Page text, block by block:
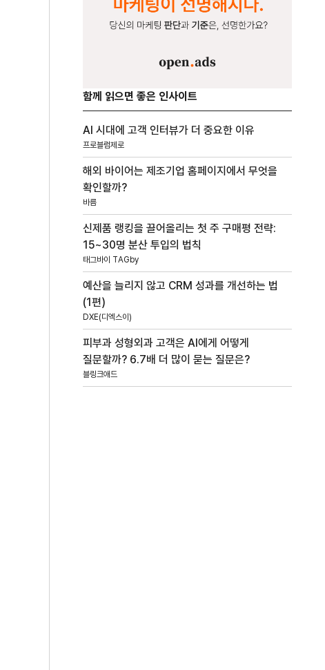
함께 읽으면 좋은 인사이트
AI 시대에 고객 인터뷰가 더 중요한 이유
프로블럼제로
해외 바이어는 제조기업 홈페이지에서 무엇을
확인할까?
바름
신제품 랭킹을 끌어올리는 첫 주 구매평 전략:
15~30명 분산 투입의 법칙
태그바이 TAGby
예산을 늘리지 않고 CRM 성과를 개선하는 법
(1편)
DXE(디엑스이)
피부과 성형외과 고객은 AI에게 어떻게
질문할까? 6.7배 더 많이 묻는 질문은?
블링크애드